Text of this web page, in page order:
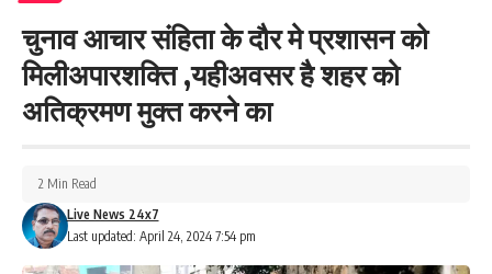
चुनाव आचार संहिता के दौर मे प्रशासन को
मिलीअपारशक्ति ,यहीअवसर है शहर को
अतिक्रमण मुक्त करने का
Last updated: April 24, 2024 7:54 pm
Live News 24x7
2 Min Read